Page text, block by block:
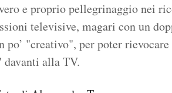
e proprio pellegrinaggio nei
televisive, magari con un
po’ "creativo", per poter
alla TV.